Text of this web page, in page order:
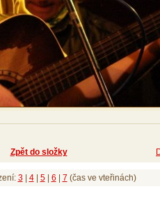
Zpět do složky
3| 4| 5| 6 7 (čas ve vteřinách)